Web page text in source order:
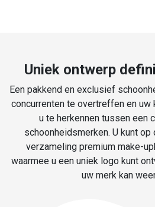
Uniek ontwerp
Een pakkend en exclusief
concurrenten te overtreffen en
u te herkennen tussen een
schoonheidsmerken. U kunt
verzameling premium make-
waarmee u een uniek logo kunt
uw merk kan